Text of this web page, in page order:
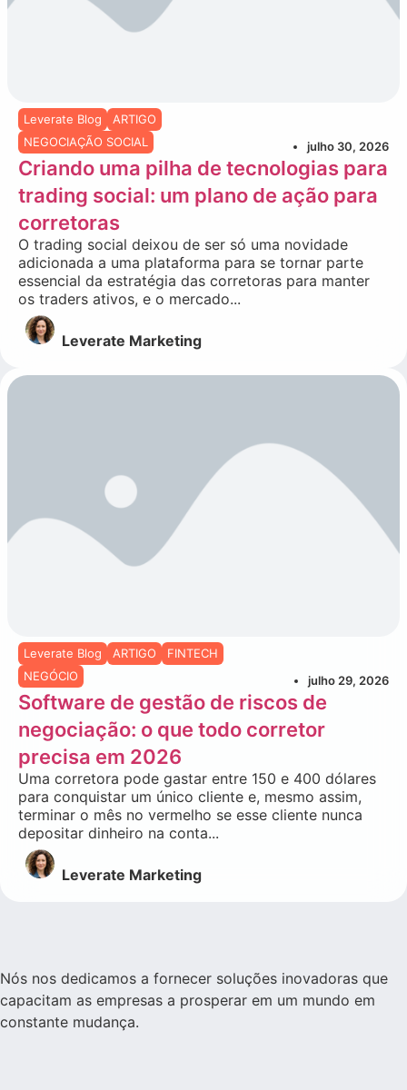
Leverate Blog
ARTIGO
NEGOCIAÇÃO SOCIAL
julho 30, 2026
Criando uma pilha de tecnologias para
trading social: um plano de ação para
corretoras
O trading social deixou de ser só uma novidade
adicionada a uma plataforma para se tornar parte
essencial da estratégia das corretoras para manter
os traders ativos, e o mercado...
Leverate Marketing
Leverate Blog ARTIGO
FINTECH
NEGÓCIO
julho 29, 2026
Software de gestão de riscos de
negociação: o que todo corretor
precisa em 2026
Uma corretora pode gastar entre 150 e 400 dólares
para conquistar um único cliente e, mesmo assim,
terminar o mês no vermelho se esse cliente nunca
depositar dinheiro na conta...
Leverate Marketing
Nós nos dedicamos a fornecer soluções inovadoras que
capacitam as empresas a prosperar em um mundo em
constante mudança.